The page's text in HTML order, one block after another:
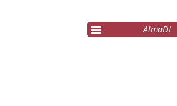
AlmaDL